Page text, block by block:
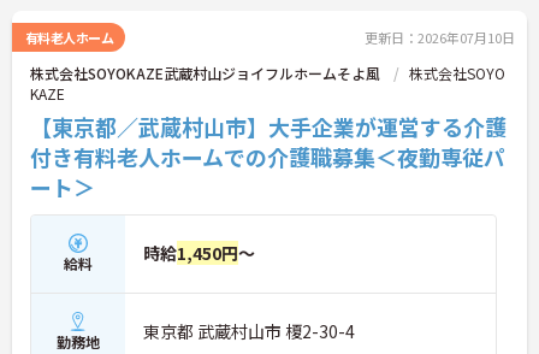
内に研修を受講できるなど教育体制も充実している
ため、介護職からケアマネジャーや管理職への着実
なステップアップが期待できます。定年65歳・再雇
用70歳までの継続雇用制度も完備されており、髪色
やネイルが原則自由といったご自身らしさを大切に
できる環境のもとで末永くご活躍いただけます。
★おすすめPOINT★
【特別報酬制度で、収入アップが期待できます】
給される特別報酬制度があり、日々の頑張りが直接
収入として還元されます。
・業務への取り組みやチームへの貢献度が公正に評
価される仕組みにより、高いモチベーションを維持
して働ける環境です。
有料老人ホーム 更新日：2026年07月10日
株式会社SOYOKAZE武蔵村山ジョイフルホームそよ風
株式会社SOYO
KAZE
【東京都／武蔵村山市】大手企業が運営する介護
付き有料老人ホームでの介護職募集＜夜勤専従パ
ート＞
給料 時給1,450円～
勤務地 東京都 武蔵村山市 榎2-30-4